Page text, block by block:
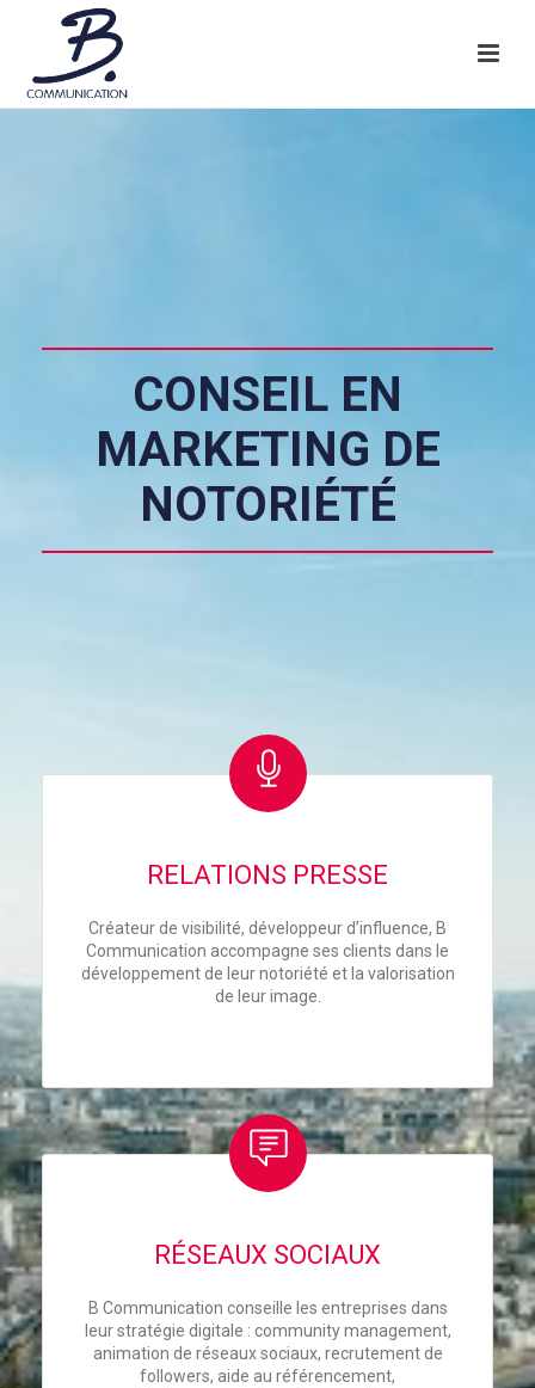
CONSEIL EN
MARKETING DE
NOTORIÉTÉ
RELATIONS PRESSE
Créateur de visibilité, développeur d’influence, B
Communication accompagne ses clients dans le
développement de leur notoriété et la valorisation
de leur image.
RÉSEAUX SOCIAUX
B Communication conseille les entreprises dans
leur stratégie digitale : community management,
animation de réseaux sociaux, recrutement de
followers, aide au référencement,